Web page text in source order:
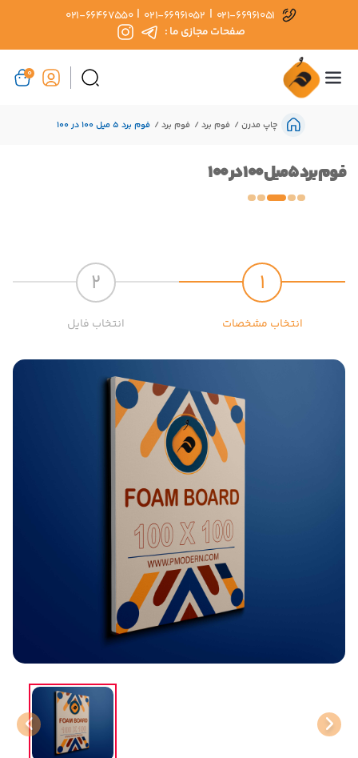
021-66961051
|
021-66961052
|
021-66467550
صفحات مجازی ما :
0
چاپ مدرن فوم برد فوم برد فوم برد 5 میل 100 در 100
فوم برد 5 میل 100 در 100
1
انتخاب مشخصات
2
انتخاب فایل